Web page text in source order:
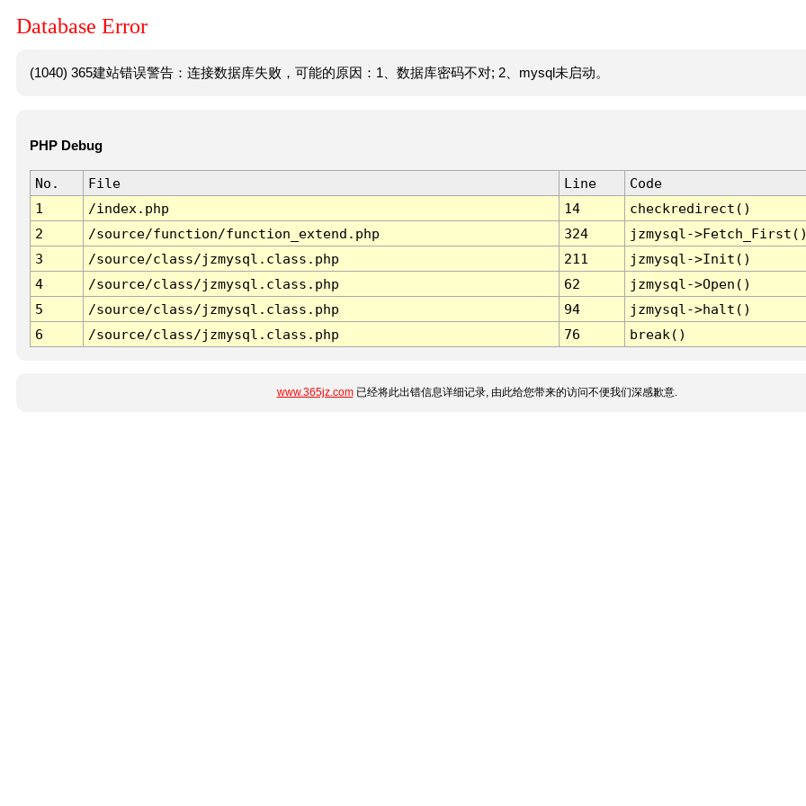
Database Error
(1040) 365建站错误警告：连接数据库失败，可能的原因：1、数据库密码不对; 2、mysql未启动。
PHP Debug
No. File Line
Code
1
/index.php 14
checkredirect()
2
/source/function/function_extend.php 324
jzmysql-
3
/source/class/jzmysql.class.php 211
jzmysql->Init()
4
/source/class/jzmysql.class.php 62
jzmysql->Open()
5
/source/class/jzmysql.class.php 94
jzmysql->halt()
6
/source/class/jzmysql.class.php 76 break()
www.365jz.com已经将此出错信息详细记录, 由此给您带来的访问不便我们深感歉意.